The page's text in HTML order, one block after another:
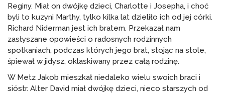
Reginy. Miał on dwójkę dzieci, Charlotte i Josepha, i choć
byli to kuzyni Marthy, tylko kilka lat dzieliło ich od jej córki.
Richard Niderman jest ich bratem. Przekazał nam
zasłyszane opowieści o radosnych rodzinnych
spotkaniach, podczas których jego brat, stojąc na stole,
śpiewał w jidysz, oklaskiwany przez całą rodzinę.
W Metz Jakob mieszkał niedaleko wielu swoich braci i
sióstr. Alter David miał dwójkę dzieci, nieco starszych od